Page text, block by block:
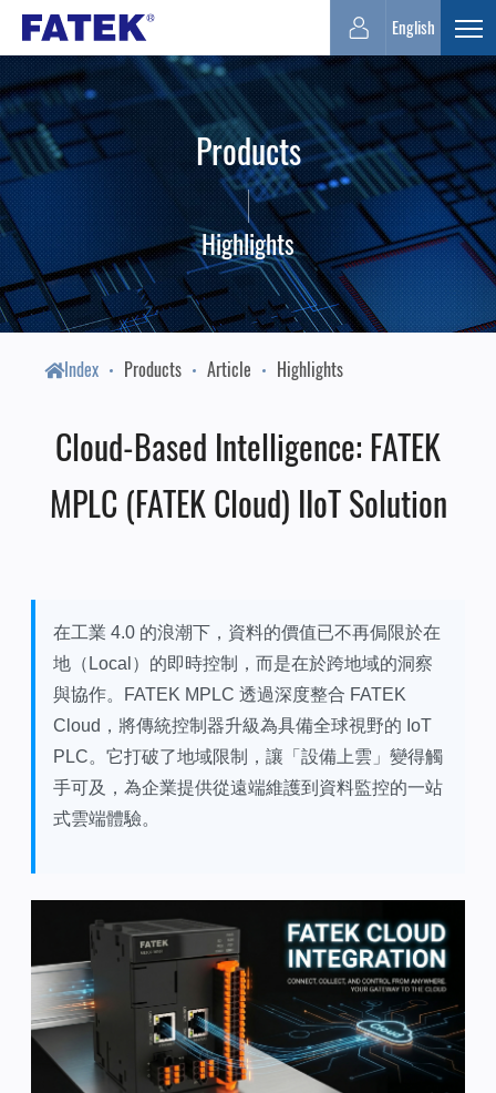
FATEK
Automation
Corporation
English
Products
Highlights
Index Products Article Highlights
Cloud-Based Intelligence: FATEK
MPLC (FATEK Cloud) IIoT Solution
在工業 4.0 的浪潮下，資料的價值已不再侷限於在
地（Local）的即時控制，而是在於跨地域的洞察
與協作。FATEK MPLC 透過深度整合 FATEK
Cloud，將傳統控制器升級為具備全球視野的 IoT
PLC。它打破了地域限制，讓「設備上雲」變得觸
手可及，為企業提供從遠端維護到資料監控的一站
式雲端體驗。